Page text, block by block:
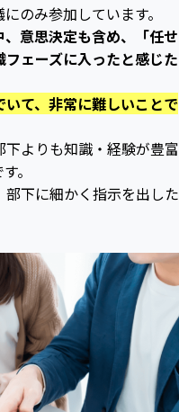
のみ参加しています。
意思決定も含め、「任せ
ェーズに入ったと感じた
て、非常に難しいことで
よりも知識・経験が豊富
。
下に細かく指示を出した